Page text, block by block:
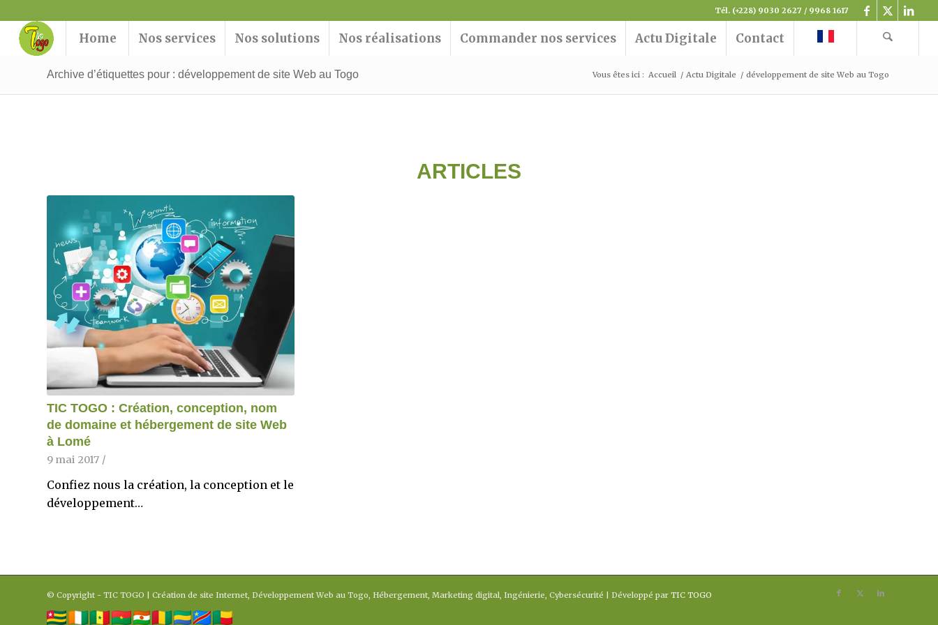
Tél. (+228) 9030 2627 / 9968 1617
Home Nos services Nos solutions Nos réalisations Commander nos services Actu Digitale Contact
Archive d’étiquettes pour : développement de site Web au Togo Vous êtes ici : Accueil / Actu Digitale / développement de site Web au Togo
ARTICLES
TIC TOGO : Création, conception, nom
de domaine et hébergement de site Web
à Lomé
9 mai 2017 /
Confiez nous la création, la conception et le
développement…
© Copyright - TIC TOGO | Création de site Internet, Développement Web au Togo, Hébergement, Marketing digital, Ingénierie, Cybersécurité | Développé par TIC TOGO